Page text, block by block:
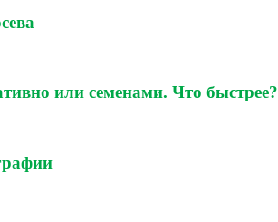
или семенами. Что быстрее?